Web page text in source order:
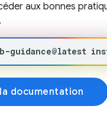
aux bonnes
guidance@latest
documentation